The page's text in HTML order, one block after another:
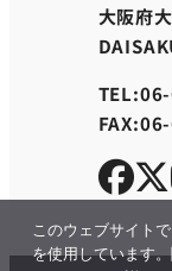
大阪府
このウェブサイト
を使用しています